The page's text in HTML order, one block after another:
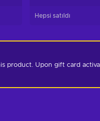
Hepsi satıldı
product. Upon gift card